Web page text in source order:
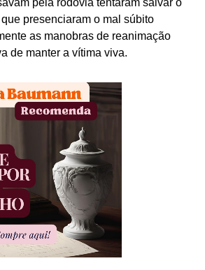
pela rodovia tentaram salvar o
presenciaram o mal súbito
as manobras de reanimação
de manter a vítima viva.